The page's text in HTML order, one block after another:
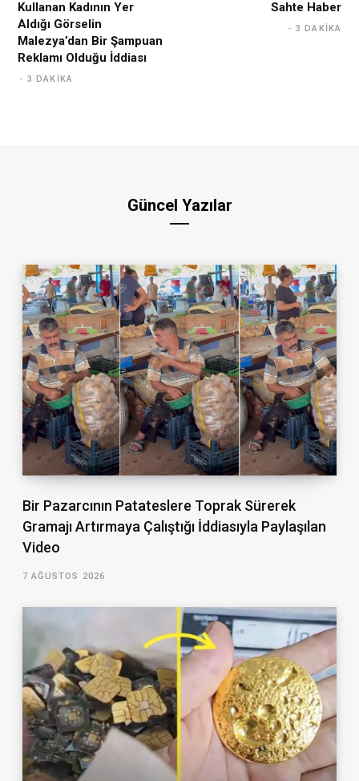
Kullanan Kadının Yer
Aldığı Görselin
Malezya’dan Bir Şampuan
Reklamı Olduğu İddiası
3 DAKIKA
Sahte Haber
3 DAKIKA
Güncel Yazılar
Bir Pazarcının Patateslere Toprak Sürerek
Gramajı Artırmaya Çalıştığı İddiasıyla Paylaşılan
Video
7 AĞUSTOS 2026